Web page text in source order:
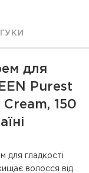
для
Purest
150
для гладкості
волосся від